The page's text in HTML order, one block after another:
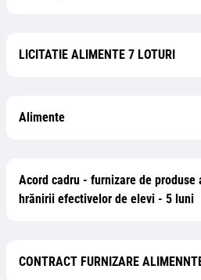
LICITATIE ALIMENTE 7 LOTURI
Alimente
Acord cadru - furnizare de
hrănirii efectivelor de elevi - 5 luni
CONTRACT FURNIZARE